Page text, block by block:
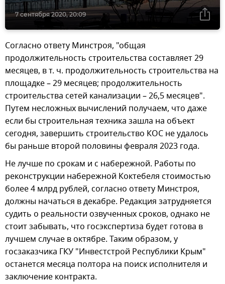
7 сентября 2020, 20:09
Согласно ответу Минстроя, "общая
продолжительность строительства составляет 29
месяцев, в т. ч. продолжительность строительства на
площадке – 29 месяцев; продолжительность
строительства сетей канализации – 26,5 месяцев".
Путем несложных вычислений получаем, что даже
если бы строительная техника зашла на объект
сегодня, завершить строительство КОС не удалось
бы раньше второй половины февраля 2023 года.
Не лучше по срокам и с набережной. Работы по
реконструкции набережной Коктебеля стоимостью
более 4 млрд рублей, согласно ответу Минстроя,
должны начаться в декабре. Редакция затрудняется
судить о реальности озвученных сроков, однако не
стоит забывать, что госэкспертиза будет готова в
лучшем случае в октябре. Таким образом, у
госзаказчика ГКУ "Инвестстрой Республики Крым"
останется месяца полтора на поиск исполнителя и
заключение контракта.